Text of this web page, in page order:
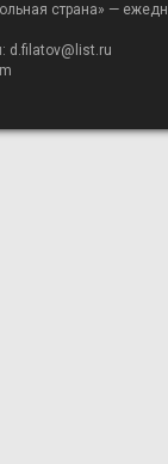
страна» —
d.filatov@list.ru